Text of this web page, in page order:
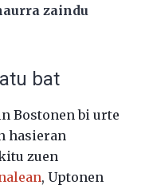
zaindu
bat
Bostonen bi urte
hasieran
zuen
, Uptonen